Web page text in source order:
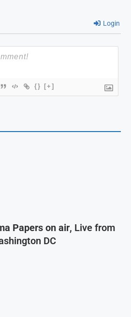
Login
{} [+]
Papers on air, Live from
DC